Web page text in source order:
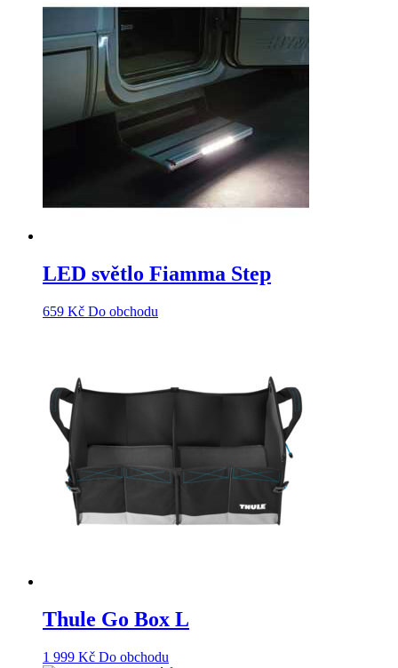
LED světlo Fiamma Step
659 Kč Do obchodu
Thule Go Box L
1 999 Kč Do obchodu